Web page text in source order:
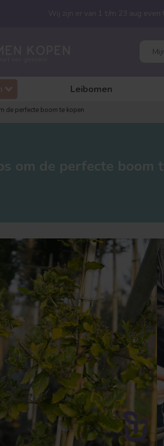
Leibomen
Wij zijn er van 1 t/m 23 aug
de perfecte boom te kopen
om de perfecte boom